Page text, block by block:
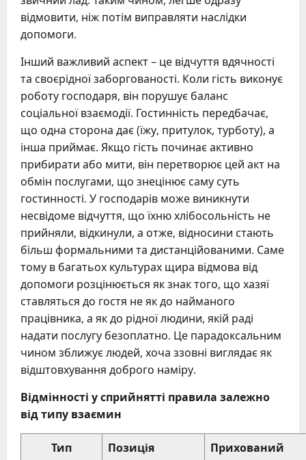
відмовити, ніж потім виправляти наслідки
допомоги.
Інший важливий аспект – це відчуття вдячності
та своєрідної заборгованості. Коли гість виконує
роботу господаря, він порушує баланс
соціальної взаємодії. Гостинність передбачає,
що одна сторона дає (їжу, притулок, турботу), а
інша приймає. Якщо гість починає активно
прибирати або мити, він перетворює цей акт на
обмін послугами, що знецінює саму суть
гостинності. У господарів може виникнути
несвідоме відчуття, що їхню хлібосольність не
прийняли, відкинули, а отже, відносини стають
більш формальними та дистанційованими. Саме
тому в багатьох культурах щира відмова від
допомоги розцінюється як знак того, що хазяї
ставляться до гостя не як до найманого
працівника, а як до рідної людини, якій раді
надати послугу безоплатно. Це парадоксальним
чином зближує людей, хоча ззовні виглядає як
відштовхування доброго наміру.
Відмінності у сприйнятті правила залежно
від типу взаємин
Тип
Позиція
Прихований